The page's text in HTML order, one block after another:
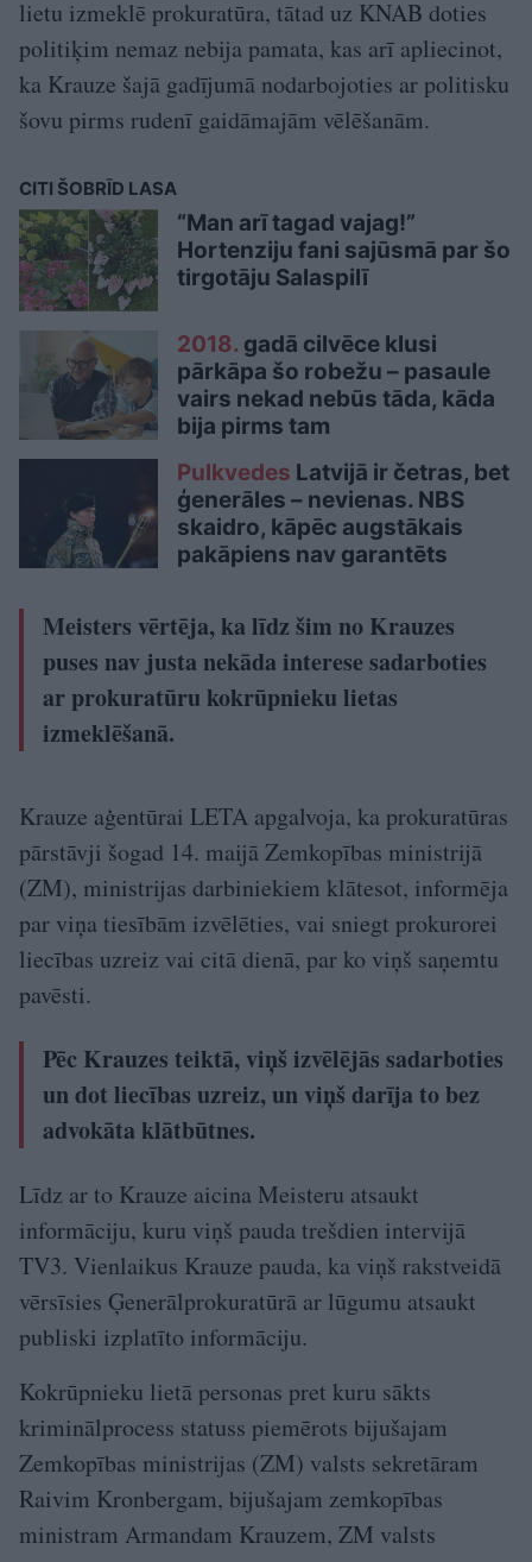
lietu izmeklē prokuratūra, tātad uz KNAB doties
politiķim nemaz nebija pamata, kas arī apliecinot,
ka Krauze šajā gadījumā nodarbojoties ar politisku
šovu pirms rudenī gaidāmajām vēlēšanām.
CITI ŠOBRĪD LASA
“Man arī tagad vajag!”
Hortenziju fani sajūsmā par šo
tirgotāju Salaspilī
2018. gadā cilvēce klusi
pārkāpa šo robežu – pasaule
vairs nekad nebūs tāda, kāda
bija pirms tam
Pulkvedes Latvijā ir četras, bet
ģenerāles – nevienas. NBS
skaidro, kāpēc augstākais
pakāpiens nav garantēts
Meisters vērtēja, ka līdz šim no Krauzes
puses nav justa nekāda interese sadarboties
ar prokuratūru kokrūpnieku lietas
izmeklēšanā.
Krauze aģentūrai LETA apgalvoja, ka prokuratūras
pārstāvji šogad 14. maijā Zemkopības ministrijā
(ZM), ministrijas darbiniekiem klātesot, informēja
par viņa tiesībām izvēlēties, vai sniegt prokurorei
liecības uzreiz vai citā dienā, par ko viņš saņemtu
pavēsti.
Pēc Krauzes teiktā, viņš izvēlējās sadarboties
un dot liecības uzreiz, un viņš darīja to bez
advokāta klātbūtnes.
Līdz ar to Krauze aicina Meisteru atsaukt
informāciju, kuru viņš pauda trešdien intervijā
TV3. Vienlaikus Krauze pauda, ka viņš rakstveidā
vērsīsies Ģenerālprokuratūrā ar lūgumu atsaukt
publiski izplatīto informāciju.
Kokrūpnieku lietā personas pret kuru sākts
kriminālprocess statuss piemērots bijušajam
Zemkopības ministrijas (ZM) valsts sekretāram
Raivim Kronbergam, bijušajam zemkopības
ministram Armandam Krauzem, ZM valsts